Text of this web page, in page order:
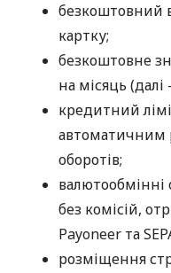
безкоштовний
картку;
безкоштовне
на місяць (далі
кредитний
автоматичним
оборотів;
валютообмінні
без комісій,
Payoneer та
розміщення